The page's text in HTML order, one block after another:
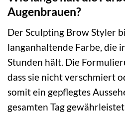
Augenbrauen?
Der Sculpting Brow Styler
langanhaltende Farbe, die
Stunden hält. Die
dass sie nicht verschmiert
somit ein gepflegtes
gesamten Tag